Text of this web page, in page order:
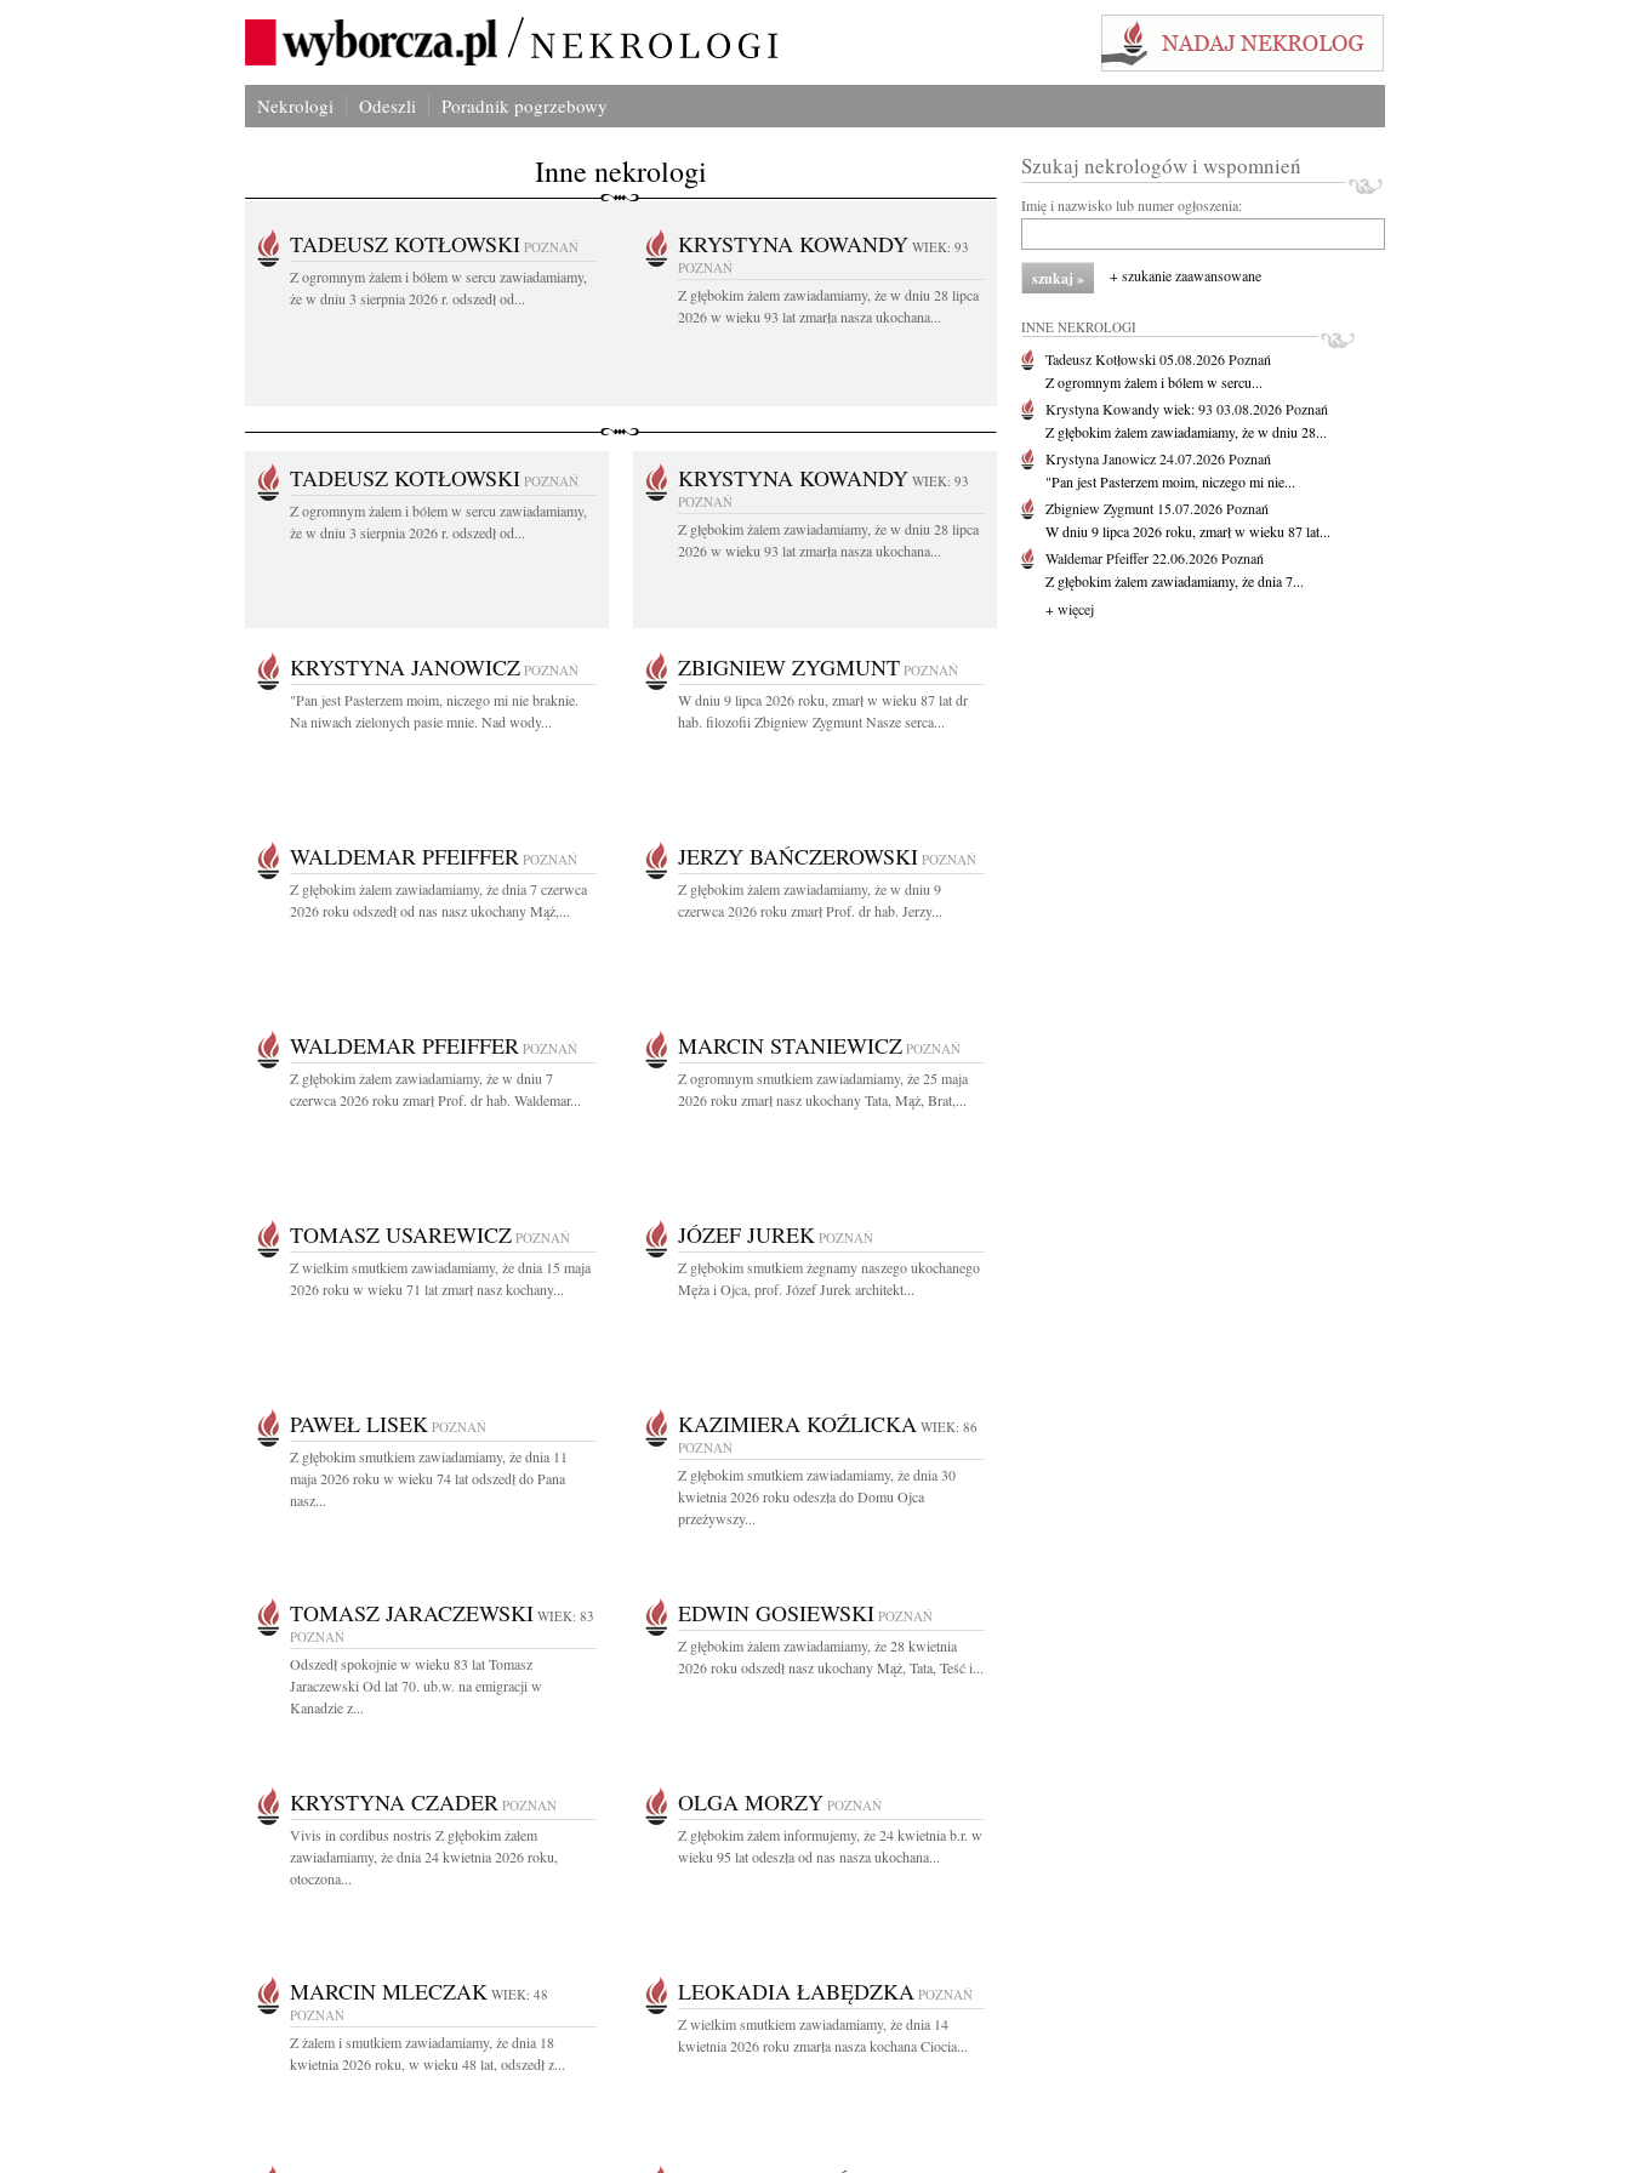
Nekrologi Odeszli Poradnik pogrzebowy
Inne nekrologi
TADEUSZ KOTŁOWSKI POZNAŃ
Z ogromnym żalem i bólem w sercu zawiadamiamy,
że w dniu 3 sierpnia 2026 r. odszedł od...
KRYSTYNA KOWANDY WIEK: 93
POZNAŃ
Z głębokim żalem zawiadamiamy, że w dniu 28 lipca
2026 w wieku 93 lat zmarła nasza ukochana...
TADEUSZ KOTŁOWSKI POZNAŃ
Z ogromnym żalem i bólem w sercu zawiadamiamy,
że w dniu 3 sierpnia 2026 r. odszedł od...
KRYSTYNA KOWANDY WIEK: 93
POZNAŃ
Z głębokim żalem zawiadamiamy, że w dniu 28 lipca
2026 w wieku 93 lat zmarła nasza ukochana...
KRYSTYNA JANOWICZ POZNAŃ
"Pan jest Pasterzem moim, niczego mi nie braknie.
Na niwach zielonych pasie mnie. Nad wody...
ZBIGNIEW ZYGMUNT POZNAŃ
W dniu 9 lipca 2026 roku, zmarł w wieku 87 lat dr
hab. filozofii Zbigniew Zygmunt Nasze serca...
WALDEMAR PFEIFFER POZNAŃ
Z głębokim żalem zawiadamiamy, że dnia 7 czerwca
2026 roku odszedł od nas nasz ukochany Mąż,...
JERZY BAŃCZEROWSKI POZNAŃ
Z głębokim żalem zawiadamiamy, że w dniu 9
czerwca 2026 roku zmarł Prof. dr hab. Jerzy...
WALDEMAR PFEIFFER POZNAŃ
Z głębokim żalem zawiadamiamy, że w dniu 7
czerwca 2026 roku zmarł Prof. dr hab. Waldemar...
MARCIN STANIEWICZ POZNAŃ
Z ogromnym smutkiem zawiadamiamy, że 25 maja
2026 roku zmarł nasz ukochany Tata, Mąż, Brat,...
TOMASZ USAREWICZ POZNAŃ
Z wielkim smutkiem zawiadamiamy, że dnia 15 maja
2026 roku w wieku 71 lat zmarł nasz kochany...
JÓZEF JUREK POZNAŃ
Z głębokim smutkiem żegnamy naszego ukochanego
Męża i Ojca, prof. Józef Jurek architekt...
PAWEŁ LISEK POZNAŃ
Z głębokim smutkiem zawiadamiamy, że dnia 11
maja 2026 roku w wieku 74 lat odszedł do Pana
nasz...
KAZIMIERA KOŹLICKA WIEK: 86
POZNAŃ
Z głębokim smutkiem zawiadamiamy, że dnia 30
kwietnia 2026 roku odeszła do Domu Ojca
przeżywszy...
TOMASZ JARACZEWSKI WIEK: 83
POZNAŃ
Odszedł spokojnie w wieku 83 lat Tomasz
Jaraczewski Od lat 70. ub.w. na emigracji w
Kanadzie z...
EDWIN GOSIEWSKI POZNAŃ
Z głębokim żalem zawiadamiamy, że 28 kwietnia
2026 roku odszedł nasz ukochany Mąż, Tata, Teść i...
KRYSTYNA CZADER POZNAŃ
Vivis in cordibus nostris Z głębokim żalem
zawiadamiamy, że dnia 24 kwietnia 2026 roku,
otoczona...
OLGA MORZY POZNAŃ
Z głębokim żalem informujemy, że 24 kwietnia b.r. w
wieku 95 lat odeszła od nas nasza ukochana...
MARCIN MLECZAK WIEK: 48
POZNAŃ
Z żalem i smutkiem zawiadamiamy, że dnia 18
kwietnia 2026 roku, w wieku 48 lat, odszedł z...
LEOKADIA ŁABĘDZKA POZNAŃ
Z wielkim smutkiem zawiadamiamy, że dnia 14
kwietnia 2026 roku zmarła nasza kochana Ciocia...
Szukaj nekrologów i wspomnień
Imię i nazwisko lub numer ogłoszenia:
+ szukanie zaawansowane
INNE NEKROLOGI
Tadeusz Kotłowski05.08.2026Poznań
Z ogromnym żalem i bólem w sercu...
Krystyna Kowandywiek: 93 03.08.2026Poznań
Z głębokim żalem zawiadamiamy, że w dniu 28...
Krystyna Janowicz24.07.2026Poznań
"Pan jest Pasterzem moim, niczego mi nie...
Zbigniew Zygmunt 15.07.2026Poznań
W dniu 9 lipca 2026 roku, zmarł w wieku 87 lat...
Waldemar Pfeiffer22.06.2026Poznań
Z głębokim żalem zawiadamiamy, że dnia 7...
+ więcej